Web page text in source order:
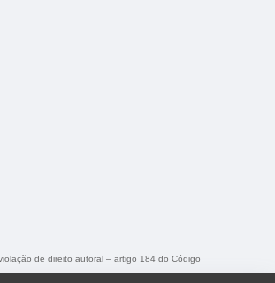
de direito autoral – artigo 184 do Código